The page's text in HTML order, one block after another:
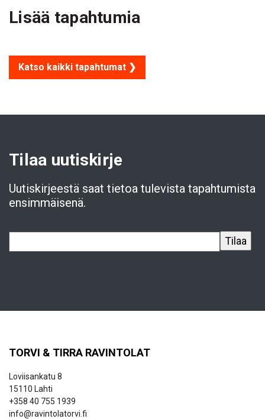
Lisää tapahtumia
Katso kaikki tapahtumat ❯
Tilaa uutiskirje
Uutiskirjeestä saat tietoa tulevista tapahtumista
ensimmäisenä.
TORVI & TIRRA RAVINTOLAT
Loviisankatu 8
15110 Lahti
+358 40 755 1939
info@ravintolatorvi.fi